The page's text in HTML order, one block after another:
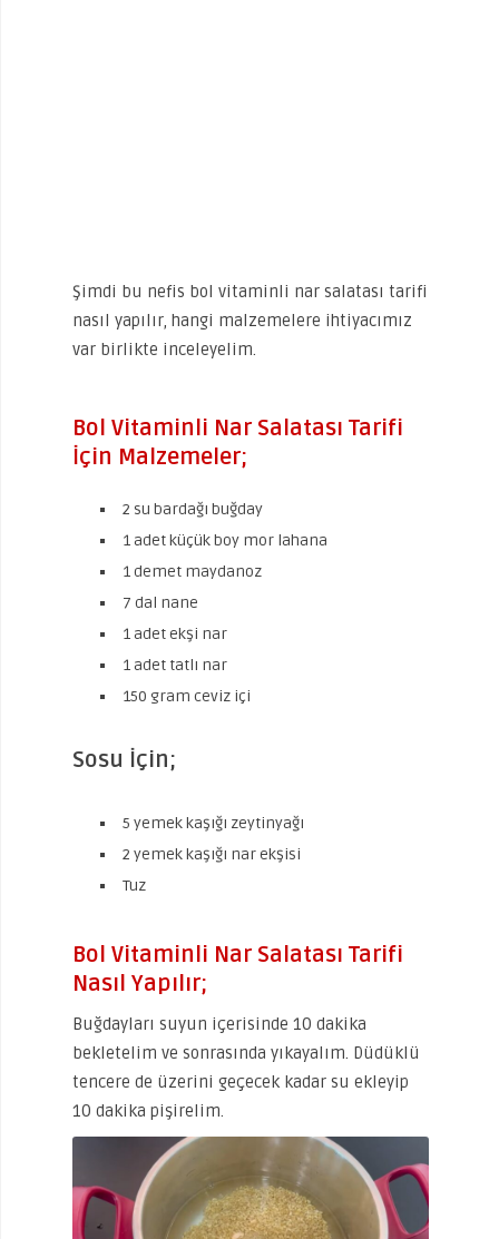
Şimdi bu nefis bol vitaminli nar salatası tarifi
nasıl yapılır, hangi malzemelere ihtiyacımız
var birlikte inceleyelim.
Bol Vitaminli Nar Salatası Tarifi
İçin Malzemeler;
2 su bardağı buğday
1 adet küçük boy mor lahana
1 demet maydanoz
7 dal nane
1 adet ekşi nar
1 adet tatlı nar
150 gram ceviz içi
Sosu İçin;
5 yemek kaşığı zeytinyağı
2 yemek kaşığı nar ekşisi
Tuz
Bol Vitaminli Nar Salatası Tarifi
Nasıl Yapılır;
Buğdayları suyun içerisinde 10 dakika
bekletelim ve sonrasında yıkayalım. Düdüklü
tencere de üzerini geçecek kadar su ekleyip
10 dakika pişirelim.